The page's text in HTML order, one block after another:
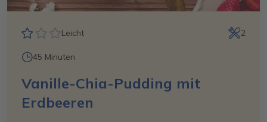
Leicht 2
45 Minuten
Vanille-Chia-Pudding mit
Erdbeeren